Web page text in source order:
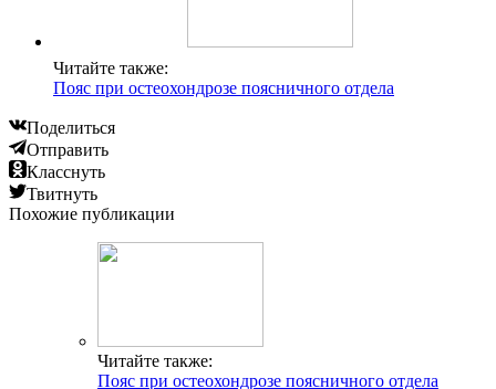
Читайте также:
Пояс при остеохондрозе поясничного отдела
Поделиться
Отправить
Класснуть
Твитнуть
Похожие публикации
Читайте также:
Пояс при остеохондрозе поясничного отдела